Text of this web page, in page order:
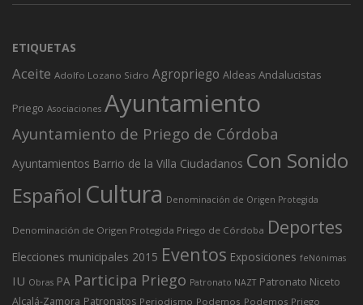
ETIQUETAS
Aceite Adolfo Lozano Sidro Agropriego Aldeas Andalucistas
Priego Asociaciones Ayuntamiento
Ayuntamiento de Priego de Córdoba
Ayuntamientos Barrio de la Villa Ciudadanos Con Sonido
Español Cultura Denominación de Origen Protegida
Denominación de Origen Protegida Priego de Córdoba Deportes
Elecciones municipales 2015 Eventos Exposiciones feNónimas
IU Obras PA Participa Priego Patronato NAZT Patronato Niceto
Alcalá-Zamora Patronatos Periodismo Podemos Podemos Priego